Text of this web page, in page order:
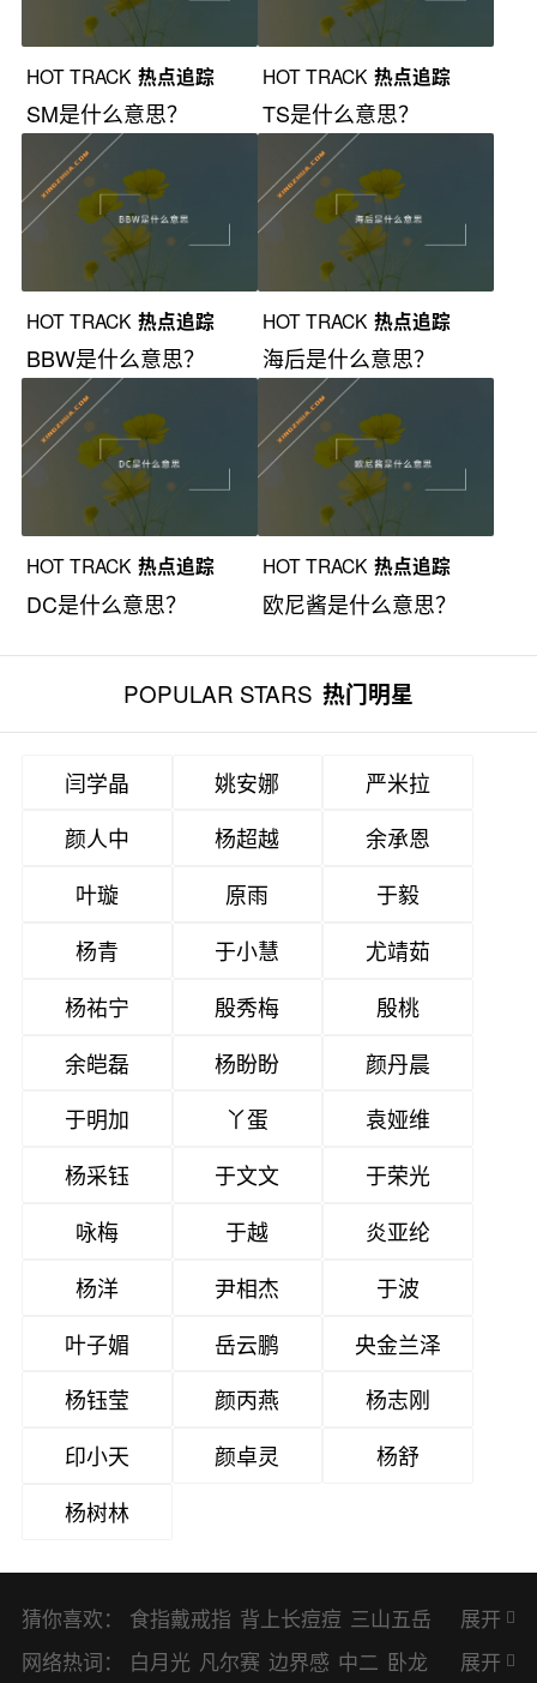
HOT TRACK 热点追踪
SM是什么意思？
HOT TRACK 热点追踪
TS是什么意思？
HOT TRACK 热点追踪
BBW是什么意思？
HOT TRACK 热点追踪
海后是什么意思？
HOT TRACK 热点追踪
DC是什么意思？
HOT TRACK 热点追踪
欧尼酱是什么意思？
POPULAR STARS 热门明星
闫学晶 姚安娜
严米拉
颜人中
杨超越
余承恩
叶璇
原雨
于毅
杨青
于小慧
尤靖茹
杨祐宁
殷秀梅
殷桃
余皑磊
杨盼盼
颜丹晨
于明加
丫蛋
袁娅维
杨采钰
于文文
于荣光
咏梅
于越
炎亚纶
杨洋
尹相杰
于波
叶子媚
岳云鹏
央金兰泽
杨钰莹
颜丙燕
杨志刚
印小天
颜卓灵
杨舒
杨树林
猜你喜欢： 食指戴戒指 背上长痘痘 三山五岳
避暑胜地
展开
网络热词：
白月光 凡尔赛 边界感 中二 卧龙 展开